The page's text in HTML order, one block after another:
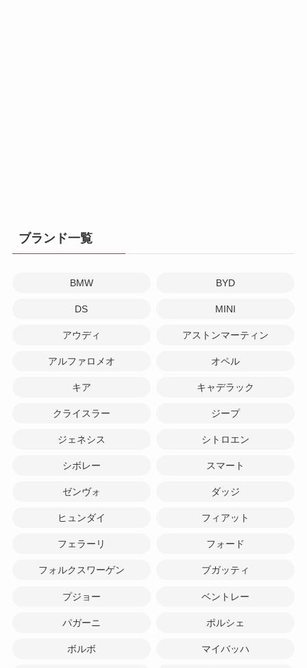
ブランド一覧
BMW BYD
DS MINI
アウディ アストンマーティン
アルファロメオ オペル
キア キャデラック
クライスラー ジープ
ジェネシス シトロエン
シボレー スマート
ゼンヴォ ダッジ
ヒュンダイ フィアット
フェラーリ フォード
フォルクスワーゲン ブガッティ
プジョー ベントレー
パガーニ ポルシェ
ボルボ マイバッハ